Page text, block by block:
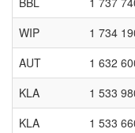
WIP 1 734
AUT 1 632
KLA 1 533
KLA 1 533